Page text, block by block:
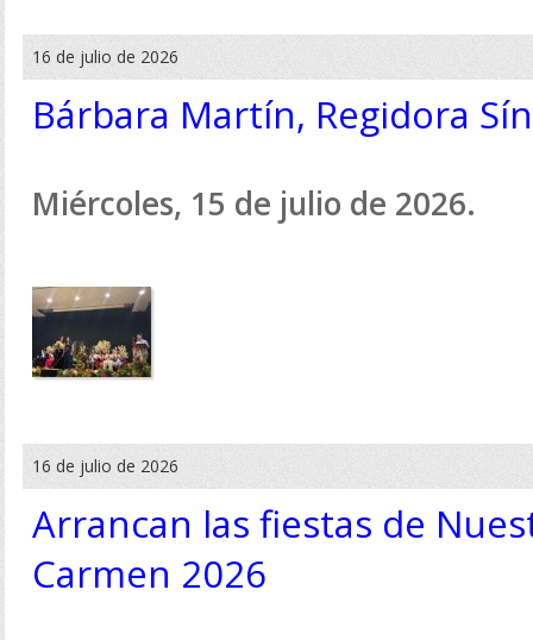
16 de julio de 2026
Bárbara Martín, Regidora
Miércoles, 15 de julio de 2026.
16 de julio de 2026
Arrancan las fiestas de
Carmen 2026